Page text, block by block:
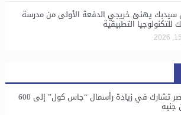
سيدبك يهنئ خريجي الدفعة الأولى من مدرسة
للتكنولوجيا التطبيقية
غاز مصر تشارك في زيادة رأسمال “جاس كول” إلى 600
جنيه